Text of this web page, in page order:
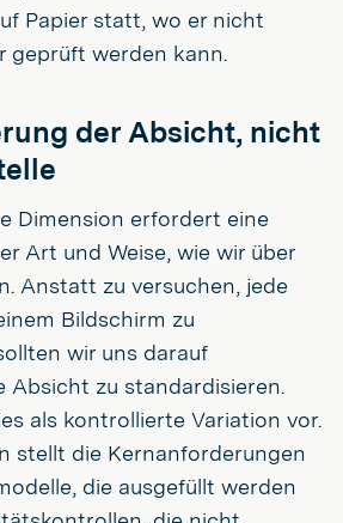
Papier statt, wo er nicht
geprüft werden kann.
der Absicht, nicht
Dimension erfordert eine
Art und Weise, wie wir über
Anstatt zu versuchen, jede
Bildschirm zu
wir uns darauf
Absicht zu standardisieren.
als kontrollierte Variation vor.
stellt die Kernanforderungen
die ausgefüllt werden